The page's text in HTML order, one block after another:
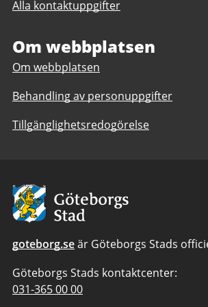
Regionarkivet
Alla kontaktuppgifter
Om webbplatsen
Om webbplatsen
Behandling av personuppgifter
Tillgänglighetsredogörelse
Avsändare:
Göteborgs
Stad
goteborg.seär Göteborgs Stads
Göteborgs Stads kontaktcenter:
Telefonnummer
031-365 00 00